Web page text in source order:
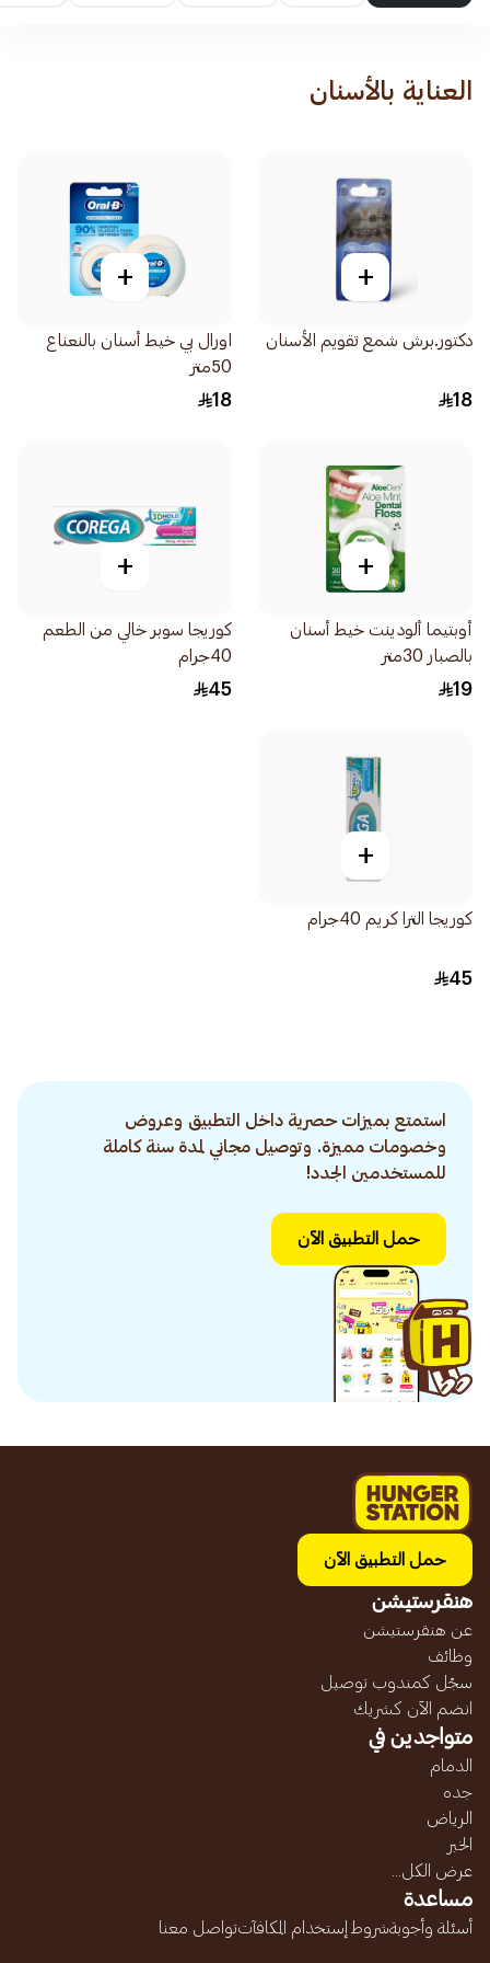
العناية بالأسنان
+
دكتور.برش شمع تقويم الأسنان
18
+
اورال بي خيط أسنان بالنعناع
50متر
18
+
أوبتيما ألودينت خيط أسنان
بالصبار 30متر
19
+
كوريجا سوبر خالي من الطعم
40جرام
45
+
كوريجا الترا كريم 40جرام
45
استمتع بميزات حصرية داخل التطبيق وعروض
وخصومات مميزة. وتوصيل مجاني لمدة سنة كاملة
للمستخدمين الجدد!
حمل التطبيق الآن
حمل التطبيق الآن
هنقرستيشن
عن هنقرستيشن
وظائف
سجّل كمندوب توصيل
انضم الآن كشريك
متواجدين في
الدمام
جده
الرياض
الخبر
عرض الكل...
مساعدة
أسئلة وأجوبةشروط إستخدام المكافآتتواصل معنا